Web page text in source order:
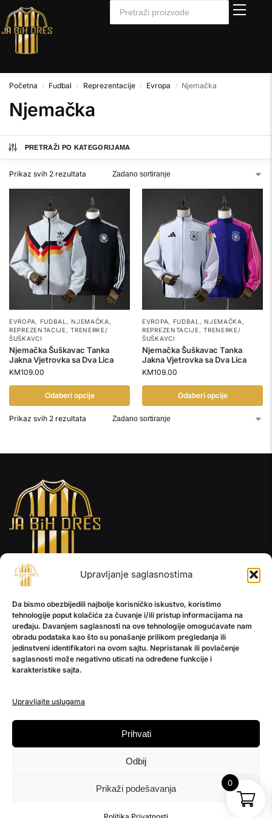
Upravljanje saglasnostima
Da bismo obezbijedili najbolje korisničko iskustvo, koristimo
tehnologije poput kolačića za čuvanje i/ili pristup informacijama na
uređaju. Davanjem saglasnosti na ove tehnologije omogućavate nam
obradu podataka kao što su ponašanje prilikom pregledanja ili
jedinstveni identifikatori na ovom sajtu. Nepristanak ili povlačenje
saglasnosti može negativno uticati na određene funkcije i
karakteristike sajta.
Upravljajte uslugama
Prihvati
Odbij
Prikaži podešavanja
Početna / Fudbal / Reprezentacije / Evropa / Njemačka
Njemačka
PRETRAŽI PO KATEGORIJAMA
Prikaz svih 2 rezultata
EVROPA, FUDBAL ,NJEMAČKA ,
REPREZENTACIJE,TRENERKE/
ŠUŠKAVCI
Njemačka Šuškavac Tanka
Jakna Vjetrovka sa Dva Lica
KM109.00
Odaberi opcije
EVROPA, FUDBAL ,NJEMAČKA ,
REPREZENTACIJE,TRENERKE/
ŠUŠKAVCI
Njemačka Šuškavac Tanka
Jakna Vjetrovka sa Dva Lica
KM109.00
Odaberi opcije
Prikaz svih 2 rezultata
INFORMACIJE
O nama
Kontakt
POMOĆ
Politika privatnosti
PRATITE NAS
Instagram
0